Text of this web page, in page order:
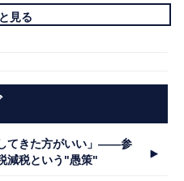
見る
てきた方がいい」――参
減税という"愚策"